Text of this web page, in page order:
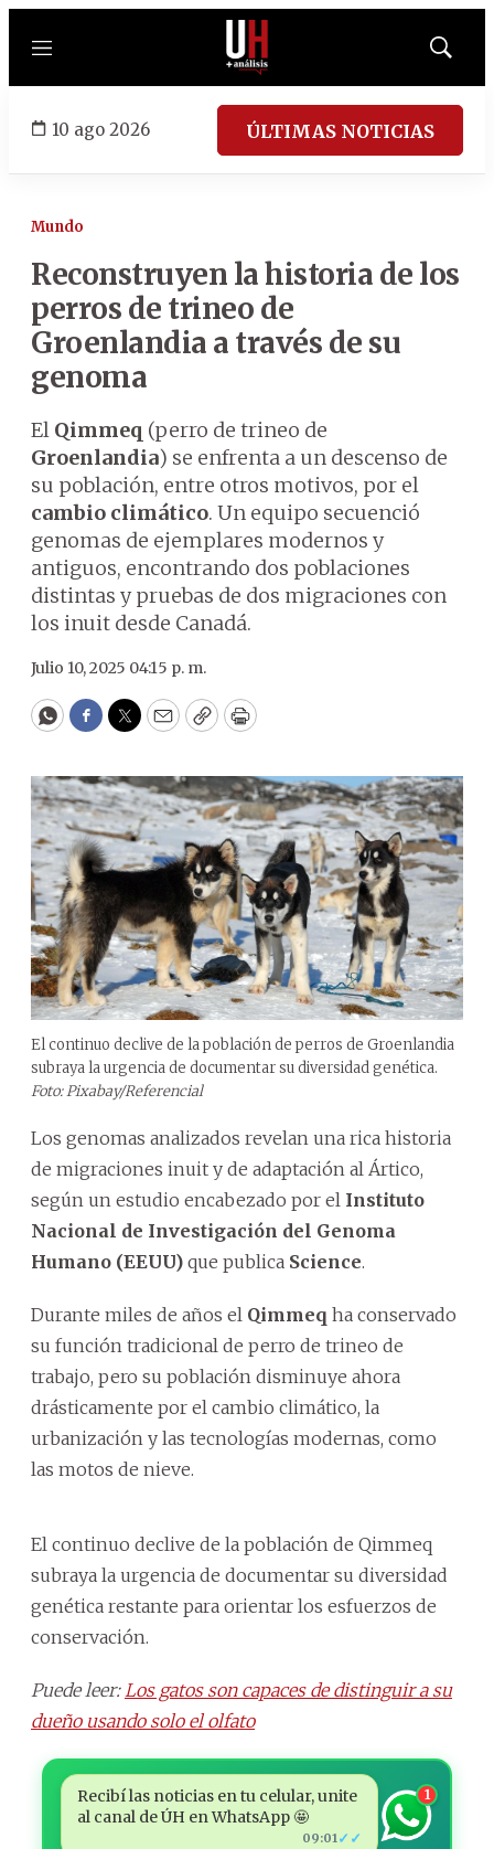
Menú
Mostrar
10 ago 2026 ÚLTIMAS NOTICIAS
Mundo
Reconstruyen la historia de los
perros de trineo de
Groenlandia a través de su
genoma
El Qimmeq (perro de trineo de
Groenlandia) se enfrenta a un descenso de
su población, entre otros motivos, por el
cambio climático. Un equipo secuenció
genomas de ejemplares modernos y
antiguos, encontrando dos poblaciones
distintas y pruebas de dos migraciones con
los inuit desde Canadá.
Julio 10, 2025 04:15 p. m.
WhatsApp
Facebook
Twitter
EmailCopyPrint
El continuo declive de la población de perros de Groenlandia
subraya la urgencia de documentar su diversidad genética.
Foto: Pixabay/Referencial
Los genomas analizados revelan una rica historia
de migraciones inuit y de adaptación al Ártico,
según un estudio encabezado por el Instituto
Nacional de Investigación del Genoma
Humano (EEUU) que publica Science.
Durante miles de años el Qimmeq ha conservado
su función tradicional de perro de trineo de
trabajo, pero su población disminuye ahora
drásticamente por el cambio climático, la
urbanización y las tecnologías modernas, como
las motos de nieve.
El continuo declive de la población de Qimmeq
subraya la urgencia de documentar su diversidad
genética restante para orientar los esfuerzos de
conservación.
Puede leer: Los gatos son capaces de distinguir a su
dueño usando solo el olfato
Recibí las noticias en tu celular, unite
al canal de ÚH en WhatsApp 🤩
09:01 ✓✓
1